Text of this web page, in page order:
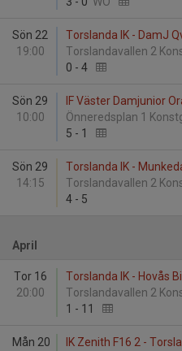
Sön 22
19:00
Torslanda IK - DamJ
Torslandavallen 2
0 - 4
Sön 29
10:00
IF Väster Damjunior
Önneredsplan 1
5 - 1
Sön 29
14:15
Torslanda IK -
Torslandavallen 2
4 - 5
April
Tor 16
20:00
Torslanda IK - Hovås
Torslandavallen 2
1 - 11
Mån 20
IK Zenith F16 2 -